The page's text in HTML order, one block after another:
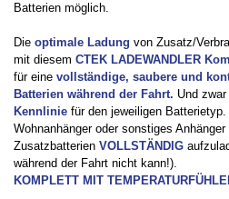
Batterien möglich.
Die optimale Ladung von Zusatz/
mit diesem CTEK LADEWANDLER
für eine vollständige, saubere und
Batterien während der Fahrt. Und
Kennlinie für den jeweiligen
Wohnanhänger oder sonstiges
Zusatzbatterien VOLLSTÄNDIG
während der Fahrt nicht kann!).
KOMPLETT MIT